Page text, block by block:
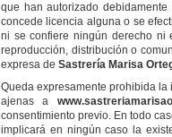
que han autorizado
concede licencia alguna o se
ni se confiere ningún derecho ni
reproducción, distribución o
expresa de Sastrería Marisa
Queda expresamente prohibida
ajenas a
consentimiento previo. En todo
implicará en ningún caso la